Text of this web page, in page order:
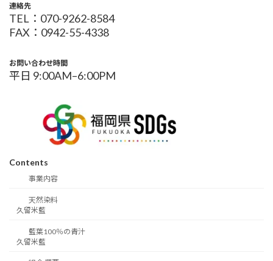
連絡先
TEL：070-9262-8584
FAX：0942-55-4338
お問い合わせ時間
平日 9:00AM–6:00PM
Contents
事業内容
天然染料
久留米藍
藍葉100％の青汁
久留米藍